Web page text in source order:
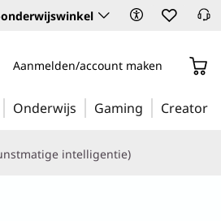
Aanmelden/account maken
Onderwijs Gaming Creator
intelligentie)